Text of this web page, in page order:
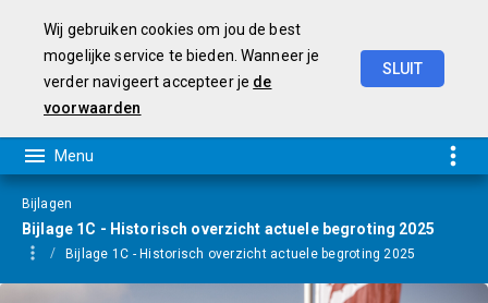
Wij gebruiken cookies om jou de best
mogelijke service te bieden. Wanneer je
verder navigeert accepteer je de
voorwaarden
SLUIT
Bijlagen
Bijlage 1C - Historisch overzicht actuele begroting 2025
Bijlage 1C - Historisch overzicht actuele begroting 2025